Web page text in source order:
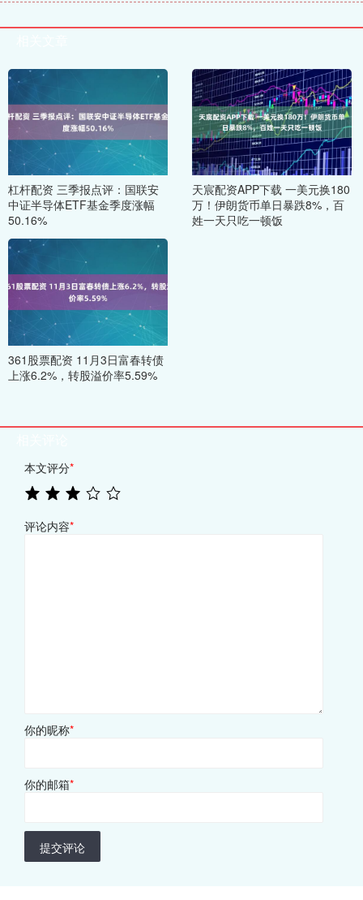
杠杆配资 三季报点评：国联安
中证半导体ETF基金季度涨幅
50.16%
天宸配资APP下载 一美元换180
万！伊朗货币单日暴跌8%，百
姓一天只吃一顿饭
361股票配资 11月3日富春转债
上涨6.2%，转股溢价率5.59%
本文评分*
评论内容*
你的昵称*
你的邮箱*
提交评论